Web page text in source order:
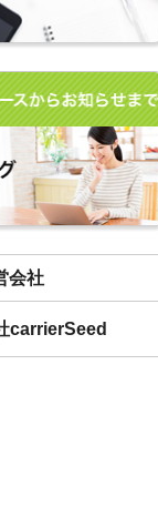
会社
carrierSeed